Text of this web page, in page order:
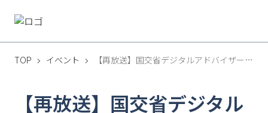
TOP イベント 【再放送】国交省デジタルアドバイザー弁護士が疑問を紐解くQ＆A拡充版 物流法改正セミナー＃2 2026年施行に備える 物流効率化法の要点と実務対応
【再放送】国交省デジタル